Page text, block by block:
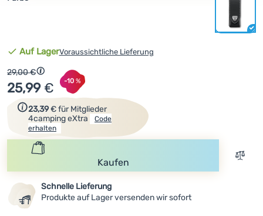
Verfügbarkeit
Auf LagerVoraussichtliche Lieferung
Ursprünglicher Preis
29,00€ Rabatt berechnet vom niedrigsten Preis 30 Tage vor der
Rabatt
-10%
25,99 €
Zum Erhalt des Rabattcodes einfach registrieren.
23,39€für Mitglieder
4camping eXtra
Code
erhalten
Kaufen Zum
Schnelle Lieferung
Produkte auf Lager versenden wir sofort